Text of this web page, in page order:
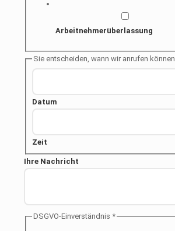
Arbeitnehmerüberlassung
Sie entscheiden, wann wir anrufen können
Datum
Zeit
Ihre Nachricht
DSGVO-Einverständnis *